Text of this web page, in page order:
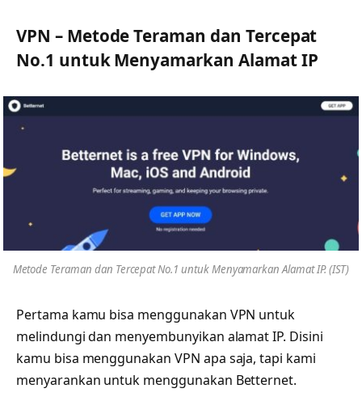
VPN – Metode Teraman dan Tercepat
No.1 untuk Menyamarkan Alamat IP
Metode Teraman dan Tercepat No.1 untuk Menyamarkan Alamat IP. (IST)
Pertama kamu bisa menggunakan VPN untuk
melindungi dan menyembunyikan alamat IP. Disini
kamu bisa menggunakan VPN apa saja, tapi kami
menyarankan untuk menggunakan Betternet.